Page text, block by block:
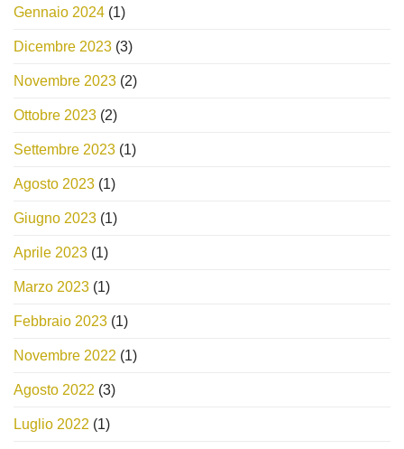
Gennaio 2024 (1)
Dicembre 2023 (3)
Novembre 2023 (2)
Ottobre 2023 (2)
Settembre 2023 (1)
Agosto 2023 (1)
Giugno 2023 (1)
Aprile 2023 (1)
Marzo 2023 (1)
Febbraio 2023 (1)
Novembre 2022 (1)
Agosto 2022 (3)
Luglio 2022 (1)